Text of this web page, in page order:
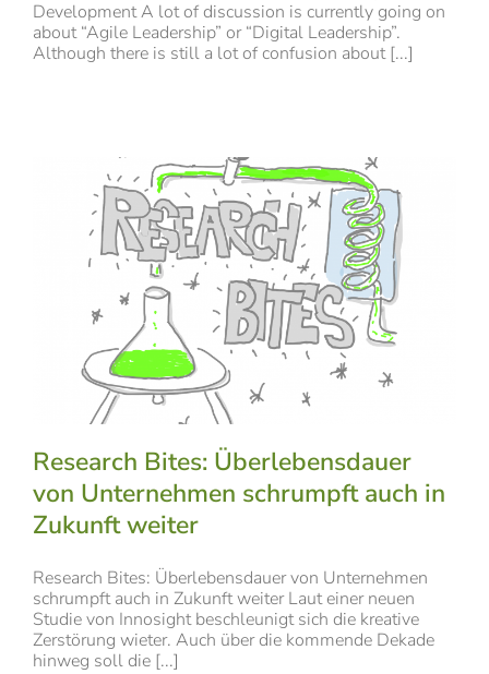
Development A lot of discussion is currently going on
about “Agile Leadership” or “Digital Leadership”.
Although there is still a lot of confusion about [...]
Research Bites: Überlebensdauer
von Unternehmen schrumpft auch in
Zukunft weiter
Research Bites: Überlebensdauer von Unternehmen
schrumpft auch in Zukunft weiter Laut einer neuen
Studie von Innosight beschleunigt sich die kreative
Zerstörung wieter. Auch über die kommende Dekade
hinweg soll die [...]